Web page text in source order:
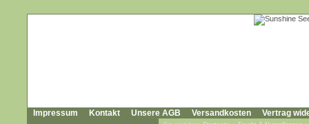
Impressum Kontakt Unsere AGB Versandkosten Vertrag